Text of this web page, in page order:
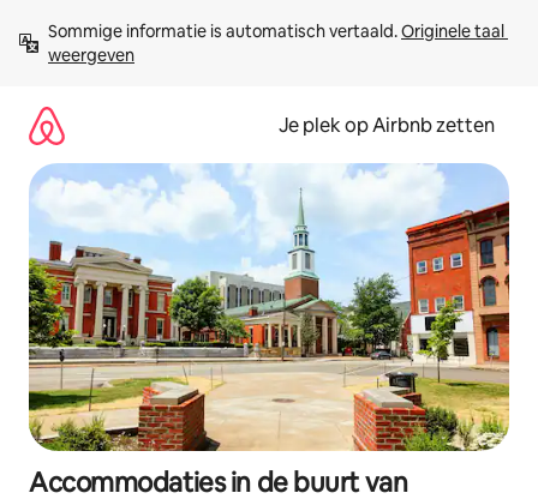
direct
naar
Sommige informatie is automatisch vertaald. Originele taal
weergeven
Je plek op Airbnb zetten
Accommodaties in de buurt van